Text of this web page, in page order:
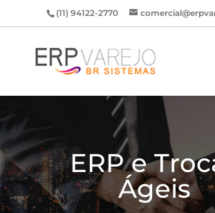
(11) 94122-2770
ERP e
Ágeis